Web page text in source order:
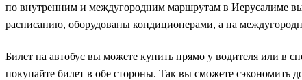
по внутренним и междугородним маршрутам в Иерусалиме
расписанию, оборудованы кондиционерами, а на
Билет на автобус вы можете купить прямо у водителя или в
покупайте билет в обе стороны. Так вы сможете сэкономить